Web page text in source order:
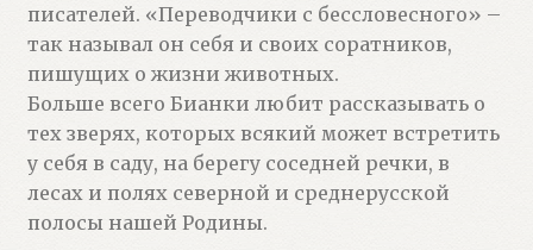
писателей. «Переводчики с бессловесного» –
так называл он себя и своих соратников,
пишущих о жизни животных.
Больше всего Бианки любит рассказывать о
тех зверях, которых всякий может встретить
у себя в саду, на берегу соседней речки, в
лесах и полях северной и среднерусской
полосы нашей Родины.